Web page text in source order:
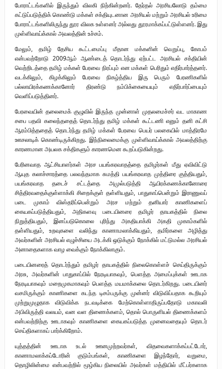
போராட்டங்களில் இருந்தும் விலகி நிற்கின்றனர். தேர்தல் அரசியலோடு தம்மை
கட்டுப்படுத்திக் கொண்டு மக்கள் சக்தியுடனான அரசியல் மற்றும் அரசியல் உரிமை
போராட்டங்களிலிருந்து தூர விலக உள்ளனர் அல்லது தூரமாக்கப்பட்டுள்ளனர். இது
முள்ளிவாய்க்கால் அவலத்தின் உச்சம்.
மேலும், தமிழ் தேசிய கூட்டமைப்பு மீதான மக்களின் வெறுப்பு, கோபம்
என்பவற்றோடு 2009ஆம் ஆண்டைத் தொடர்ந்து ஏற்பட்ட அரசியல் சக்தியின்
வெற்றிடத்தை தமிழ் மக்கள் பேரவை நிரப்பும் என மக்கள் பெரிதும் எதிர்பார்த்தனர்.
வடக்கிலும், கிழக்கிலும் பேரவை நிகழ்த்திய இரு பெரும் பேரணிகளில்
பல்லாயிரக்கணக்கானோர் திரண்டு நம்பிக்கையையும் எதிர்பார்ப்பையும்
வெளிப்படுத்தினர்.
பேரவையின் தலைமைக் குழுவில் இருந்த முன்னாள் முதலமைச்சர் வட மாகாண
சபை பதவி கலைந்ததைத் தொடர்ந்து தமிழ் மக்கள் கூட்டணி எனும் தனி கட்சி
ஆரம்பித்ததைத் தொடர்ந்து தமிழ் மக்கள் பேரவை பெயர் பலகையில் மாத்திரமே
ஊசலாடிக் கொண்டிருக்கிறது. இந்நிலைமைக்கு முள்ளிவாய்க்கால் அவலத்திற்கு
காரணமான அயலக சக்திகளும் காரணமென கூறப்படுகின்றது.
பேரினவாத ஆட்சியாளர்கள் அரச பயங்கரவாதத்தை தமிழர்கள் மீது ஏவிவிட்டு
ஆயுத கலாச்சாரத்தை பலவந்தமாக சுமத்தி பயங்கரவாத முத்திரை குத்தியதும்,
பயங்கரவாத தடைச் சட்டத்தை அமுல்படுத்தி ஆயிரக்கணக்கானோரை
சித்திரவதைக்குள்ளாக்கி சிறைக்குள் தள்ளியதும், பாதுகாப்பென்றும் இராணுவப்
படை முகாம் விஸ்தரிப்பென்றும் அரச மற்றும் தனியார் காணிகளைப்
கையகப்படுத்தியதும், அதிகளவு படையினரை தமிழர் தாயகத்தில் நிலை
நிறுத்தியதும், இனப்படுகொலை புரிந்து அகதியாக்கி அகதி முகாம்களில்
தள்ளியதும், உறவுகளை வலிந்து காணாமலாக்கியதும், தமிர்களை அழித்து
அவர்களின் அரசியல் எழுச்சியை அடக்கி ஒடுக்கும் நோக்கில் மட்டுமல்ல அரசியல்
அனாதைகளாக வாழ வைக்கும் நோக்கிலாகும்.
படையினரைத் தொடர்ந்தும் தமிழர் தாயகத்தில் நிலைகொள்ளச் செய்திருக்கும்
அரசு, அவர்களின் பாதுகாப்பில் நேரடியாகவும், பெளத்த அமைப்புக்கள் ஊடாக
நேரடியாகவும் மறைமுகமாகவும் பெளத்த மயமாக்கலை தொடர்கிறது. படையினர்
வசமிருக்கும் காணிகளை கடந்த டிசம்பருக்கு முன்னர் விடுவிப்பதாக கூறியும்
முற்றுமுழுதாக விடுவிக்க நடவடிக்கை மேற்கொள்ளாதிருப்பதோடு மகாவலி
அபிவிருத்தி வலயம், வன வள திணைக்களம், தொல் பொருளியல் திணைக்களம்
என்பவற்றிற்கு ஊடாகவும் காணிகளை கையகப்படுத்த முனைவதையும் தொடர்
செய்திகளாகப் பார்க்கிறோம்.
யுத்தத்தின் ஊடாக உடல் ஊனமுற்றவர்கள், விதவைகளாக்கப்பட்டோர்,
காணாமலாக்கப்டோரின் குடும்பங்கள், காணிகளை இழந்தோர், வறுமை,
தொழிலின்மை என்பவற்றில் மூழ்கிய நிலையில் அவர்கள் மத்தியில் மீட்பர்களாக